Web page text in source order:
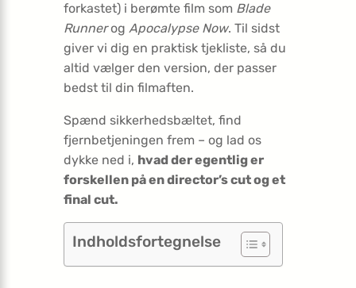
forkastet) i berømte film som Blade
Runnerog Apocalypse Now. Til sidst
giver vi dig en praktisk tjekliste, så du
altid vælger den version, der passer
bedst til din film­aften.
Spænd sikkerhedsbæltet, find
fjernbetjeningen frem – og lad os
dykke ned i, hvad der egentlig er
forskellen på en director’s cut og et
final cut.
Indholdsfortegnelse